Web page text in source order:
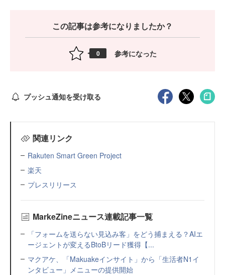
この記事は参考になりましたか？
0 参考になった
プッシュ通知を受け取る
関連リンク
Rakuten Smart Green Project
楽天
プレスリリース
MarkeZineニュース連載記事一覧
「フォームを送らない見込み客」をどう捕まえる？AIエ
ージェントが変えるBtoBリード獲得【...
マクアケ、「Makuakeインサイト」から「生活者N1イ
ンタビュー」メニューの提供開始